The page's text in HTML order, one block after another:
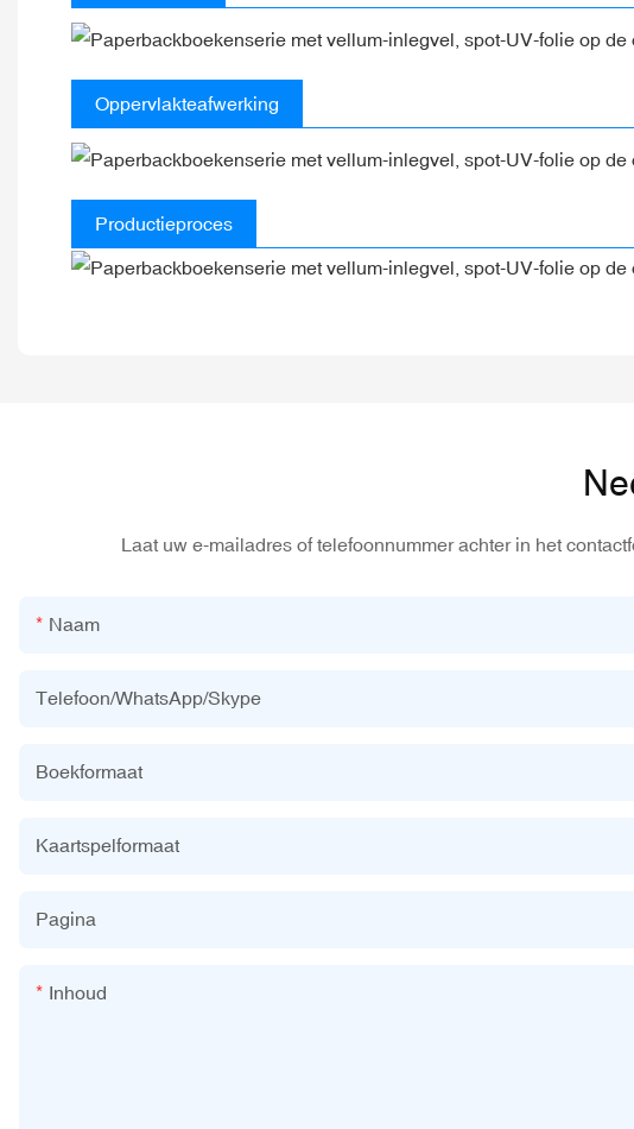
Oppervlakteafwerking
Productieproces
Laat uw e-mailadres of telefoonnummer achter in het
Naam
Telefoon/WhatsApp/Skype
Boekformaat
Kaartspelformaat
Pagina
Inhoud